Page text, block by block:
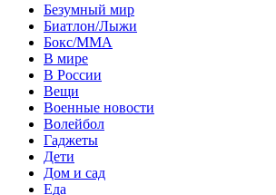
Безумный мир
Биатлон/Лыжи
Бокс/MMA
В мире
В России
Вещи
Военные новости
Волейбол
Гаджеты
Дети
Дом и сад
Еда